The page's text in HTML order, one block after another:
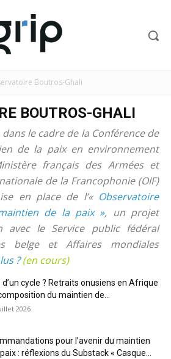
Boutros-Ghali
BOUTROS-GHALI
le cadre de la Conférence de
de la paix en environnement
français des Armées et
de la Francophonie (OIF)
en place de l’« Observatoire
de la paix », un projet
avec le Service public fédéral
belge et Affaires mondiales
? (en cours)
d’un cycle ? Retraits onusiens en Afrique
du maintien de...
2026
pour l’avenir du maintien
: réflexions du Substack « Casque...